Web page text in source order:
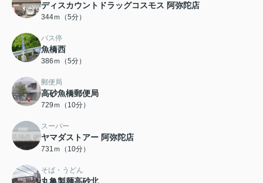
ディスカウントドラッグコスモス 阿弥陀店
344ｍ（5分）
バス停
魚橋西
386ｍ（5分）
郵便局
高砂魚橋郵便局
729ｍ（10分）
スーパー
ヤマダストアー 阿弥陀店
731ｍ（10分）
そば・うどん